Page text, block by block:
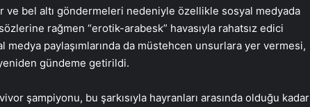
ve bel altı göndermeleri nedeniyle özellikle sosyal medyada
rağmen “erotik-arabesk” havasıyla rahatsız edici
medya paylaşımlarında da müstehcen unsurlara yer vermesi,
yeniden gündeme getirildi.
şampiyonu, bu şarkısıyla hayranları arasında olduğu kadar